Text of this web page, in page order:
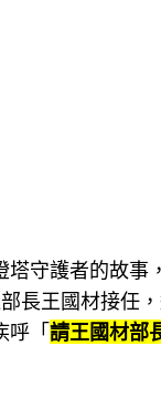
守護者的故事
長王國材接任
呼「請王國材部